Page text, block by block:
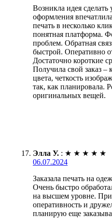
Возникла идея
оформления
печать в несколько
понятная платформа.
проблем. Обратная
быстрой. Оперативно
Достаточно короткие
Получила свой заказ –
цвета, четкость
так, как планировала.
оригинальных вещей.
Элла У. : ★ ★ ★ ★ ★
06.07.2024
Заказала печать на
Очень быстро
на высшем уровне.
оперативность и
планирую еще